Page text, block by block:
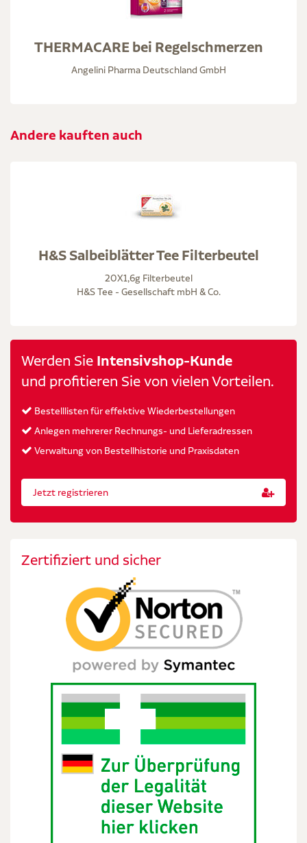
THERMACARE bei Regelschmerzen
Angelini Pharma Deutschland GmbH
Andere kauften auch
H&S Salbeiblätter Tee Filterbeutel
20X1,6g Filterbeutel
H&S Tee - Gesellschaft mbH & Co.
Werden Sie Intensivshop-Kunde
und profitieren Sie von vielen Vorteilen.
Bestelllisten für effektive Wiederbestellungen
Anlegen mehrerer Rechnungs- und Lieferadressen
Verwaltung von Bestellhistorie und Praxisdaten
Jetzt registrieren
Zertifiziert und sicher